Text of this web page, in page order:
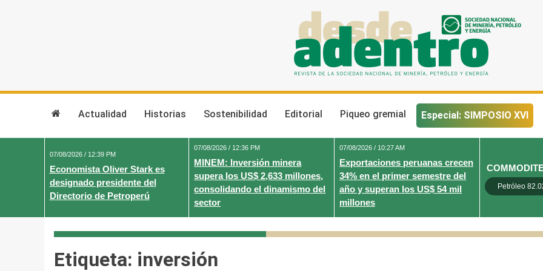
Actualidad Historias Sostenibilidad Editorial Piqueo gremial Especial: SIMPOSIO XVI
07/08/2026 / 12:39 PM
Economista Oliver Stark es
designado presidente del
Directorio de Petroperú
07/08/2026 / 12:36 PM
MINEM: Inversión minera
supera los US$ 2,633 millones,
consolidando el dinamismo del
sector
07/08/2026 / 10:27 AM
Exportaciones peruanas crecen
34% en el primer semestre del
año y superan los US$ 54 mil
millones
Petróleo
Etiqueta: inversión